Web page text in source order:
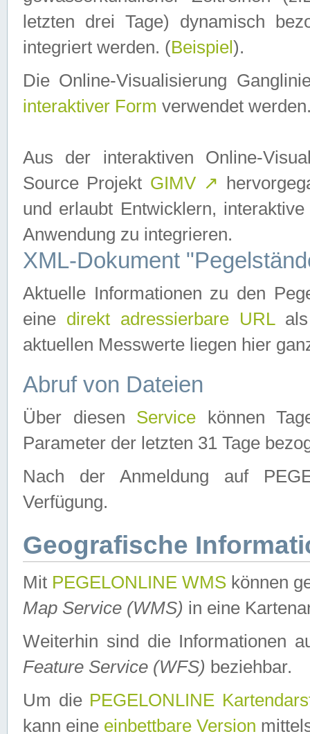
letzten drei Tage) dynamisch
integriert werden. (Beispiel ).
Die Online-Visualisierung
interaktiver Form verwendet
Aus der interaktiven Online-
Source Projekt GIMV ↗
und erlaubt Entwicklern,
Anwendung zu integrieren.
XML-Dokument
Aktuelle Informationen zu den
eine direkt adressierbare URLals
aktuellen Messwerte liegen hier
Abruf von Dateien
Über diesen Service können
Parameter der letzten 31 Tage
Nach der Anmeldung auf
Verfügung.
Geografische
Mit PEGELONLINE WMS können
Map Service (WMS) in eine
Weiterhin sind die Informationen
Feature Service (WFS) beziehbar.
Um die PEGELONLINE
kann eine einbettbare Version